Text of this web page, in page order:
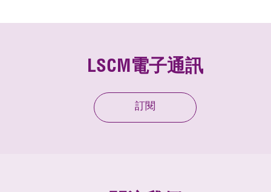
LSCM電子通訊
訂閱